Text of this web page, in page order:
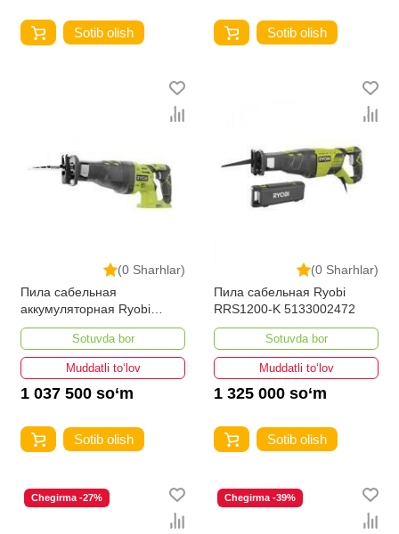
Sotib olish Sotib olish
(0 Sharhlar)
Пила сабельная
аккумуляторная Ryobi
R18RS-0 ONE+ 5133002637
Sotuvda bor
Muddatli to‘lov
1 037 500 so‘m
Sotib olish
(0 Sharhlar)
Пила сабельная Ryobi
RRS1200-K 5133002472
Sotuvda bor
Muddatli to‘lov
1 325 000 so‘m
Sotib olish
Chegirma -27% Chegirma -39%